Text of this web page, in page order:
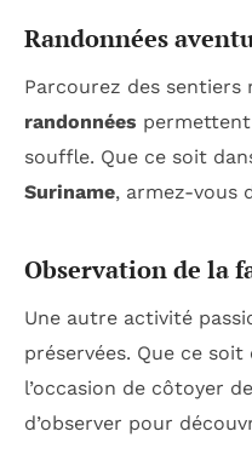
Randonnées
Parcourez des
randonnées
souffle. Que ce soit
Suriname, armez-vous
Observation de la
Une autre activité
préservées. Que ce soit
l’occasion de côtoyer
d’observer pour